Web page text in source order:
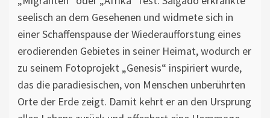
seelisch an dem Gesehenen und widmete sich in
einer Schaffenspause der Wiederaufforstung eines
erodierenden Gebietes in seiner Heimat, wodurch er
zu seinem Fotoprojekt „Genesis“ inspiriert wurde,
das die paradiesischen, von Menschen unberührten
Orte der Erde zeigt. Damit kehrt er an den Ursprung